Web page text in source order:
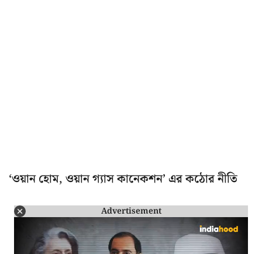
‘ওয়ান হোম, ওয়ান গ্যাস কানেকশন’ এর কঠোর নীতি
Advertisement